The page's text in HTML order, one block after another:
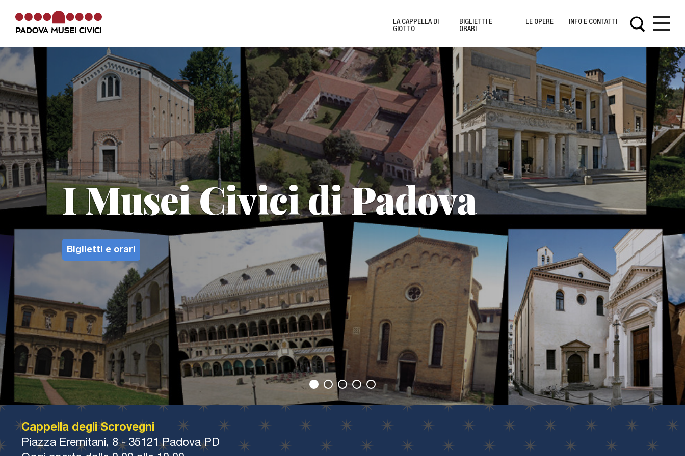
LA CAPPELLA DI
GIOTTO
BIGLIETTI E
ORARI
LE OPERE INFO E CONTATTI
La Cappella di Giotto Biglietti e Orari Le Opere
Eventi e Mostre News
LaCappella degli Scrovegnifa parte del
circuitoPadova Musei Civici, la rete dei
Musei e Biblioteche di Padova.
I Musei Civici di Padova
Biglietti e orari
Cappella degli Scrovegni
Piazza Eremitani, 8 - 35121 Padova PD